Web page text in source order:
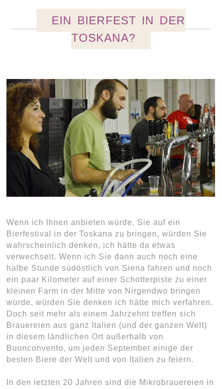
EIN BIERFEST IN DER
TOSKANA?
Wenn ich Ihnen anbieten würde, Sie auf ein
Bierfestival in der Toskana zu bringen, würden Sie
wahrscheinlich denken, ich hätte da etwas
verwechselt. Wenn ich Sie dann auch noch eine
halbe Stunde südöstlich von Siena fahren und noch
ein paar Kilometer auf einer Schotterpiste zu einer
kleinen Farm in der Mitte von Nirgendwo bringen
würde, würden Sie denken ich hätte mich verfahren.
Doch seit mehr als einem Jahrzehnt treffen sich
Brauereien aus ganz Italien (und der ganzen Welt)
in diesem ländlichen Ort außerhalb von
Buonconvento, um jeden September einige der
besten Biere der Welt und von Italien zu feiern.
In den letzten 20 Jahren sind die Mikrobrauereien in